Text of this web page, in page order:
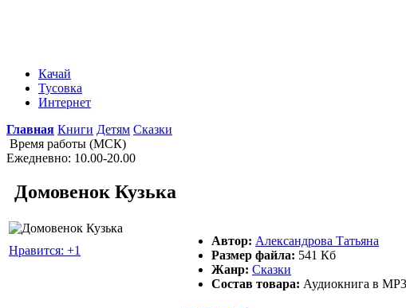
Качай
Тусовка
Интернет
Главная Книги Детям Сказки
Время работы (МСК)
Ежедневно: 10.00-20.00
Домовенок Кузька
Нравится: +1
Автор: Александрова Татьяна
Размер файла: 541 Кб
Жанр: Сказки
Состав товара: Аудиокнига в МР3